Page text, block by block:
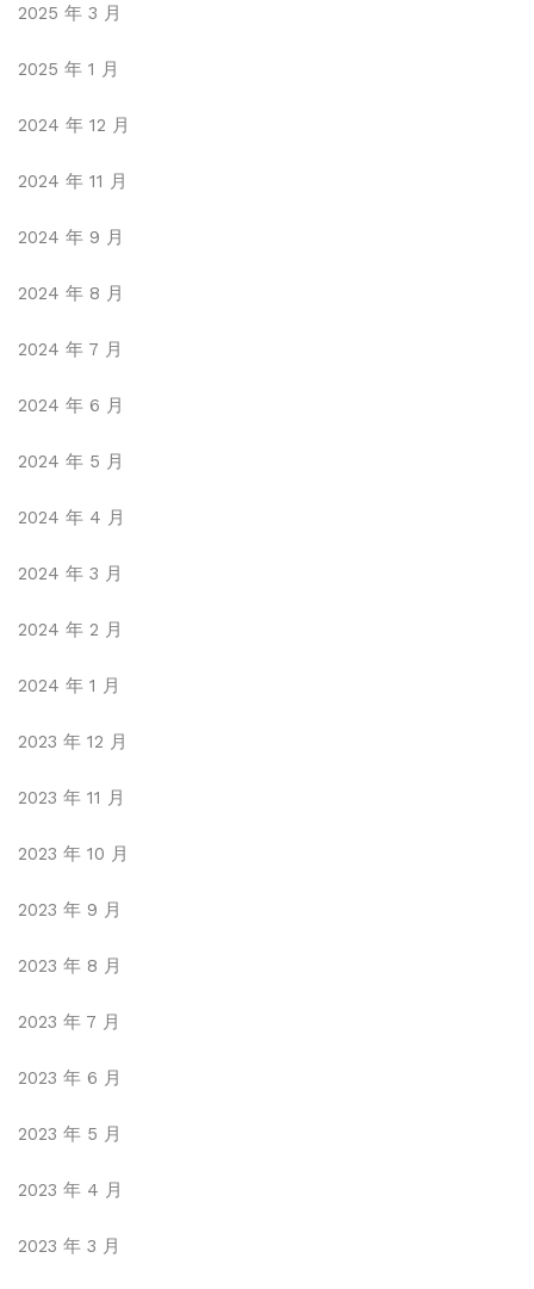
2025 年 3 月
2025 年 1 月
2024 年 12 月
2024 年 11 月
2024 年 9 月
2024 年 8 月
2024 年 7 月
2024 年 6 月
2024 年 5 月
2024 年 4 月
2024 年 3 月
2024 年 2 月
2024 年 1 月
2023 年 12 月
2023 年 11 月
2023 年 10 月
2023 年 9 月
2023 年 8 月
2023 年 7 月
2023 年 6 月
2023 年 5 月
2023 年 4 月
2023 年 3 月